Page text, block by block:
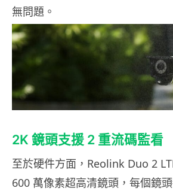
無問題。
2K 鏡頭支援 2 重流碼監看
至於硬件方面，Reolink Duo 2
600 萬像素超高清鏡頭，每個鏡